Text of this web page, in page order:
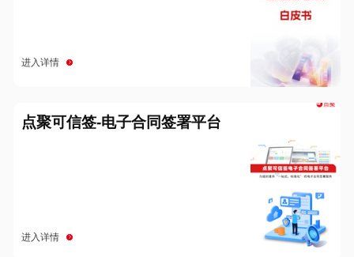
进入详情
点聚可信签-电子合同签署平台
进入详情